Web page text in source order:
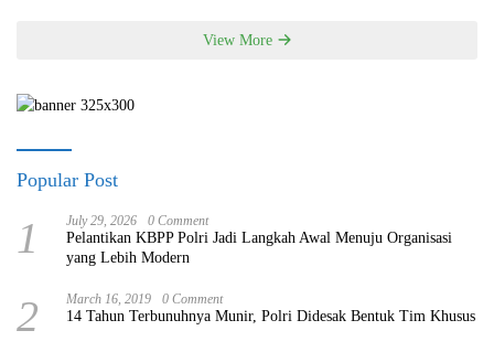
View More
Popular Post
1 July 29, 2026 0 Comment
Pelantikan KBPP Polri Jadi Langkah Awal Menuju Organisasi
yang Lebih Modern
2 March 16, 2019 0 Comment
14 Tahun Terbunuhnya Munir, Polri Didesak Bentuk Tim Khusus